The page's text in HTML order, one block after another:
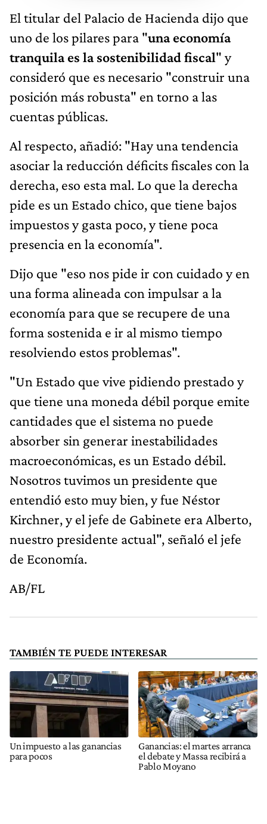
El titular del Palacio de Hacienda dijo que
uno de los pilares para "una economía
tranquila es la sostenibilidad fiscal" y
consideró que es necesario "construir una
posición más robusta" en torno a las
cuentas públicas.
Al respecto, añadió: "Hay una tendencia
asociar la reducción déficits fiscales con la
derecha, eso esta mal. Lo que la derecha
pide es un Estado chico, que tiene bajos
impuestos y gasta poco, y tiene poca
presencia en la economía".
Dijo que "eso nos pide ir con cuidado y en
una forma alineada con impulsar a la
economía para que se recupere de una
forma sostenida e ir al mismo tiempo
resolviendo estos problemas".
"Un Estado que vive pidiendo prestado y
que tiene una moneda débil porque emite
cantidades que el sistema no puede
absorber sin generar inestabilidades
macroeconómicas, es un Estado débil.
Nosotros tuvimos un presidente que
entendió esto muy bien, y fue Néstor
Kirchner, y el jefe de Gabinete era Alberto,
nuestro presidente actual", señaló el jefe
de Economía.
AB/FL
TAMBIÉN TE PUEDE INTERESAR
Un impuesto a las ganancias
para pocos
Ganancias: el martes arranca
el debate y Massa recibirá a
Pablo Moyano